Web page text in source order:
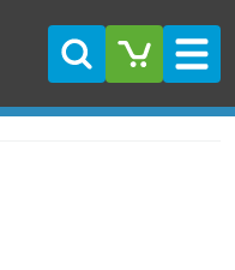
Suche